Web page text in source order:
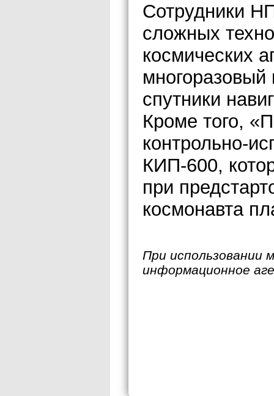
Сотрудники
сложных
космических
многоразовый
спутники
Кроме того,
контрольно-
КИП-600,
при
космонавта
При использовании
информационное